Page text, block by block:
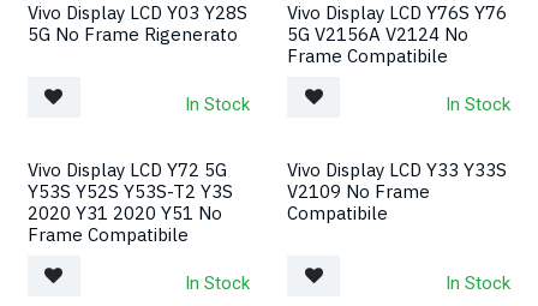
Vivo Display LCD Y03 Y28S
5G No Frame Rigenerato
In Stock
Vivo Display LCD Y76S Y76
5G V2156A V2124 No
Frame Compatibile
In Stock
Vivo Display LCD Y72 5G
Y53S Y52S Y53S-T2 Y3S
2020 Y31 2020 Y51 No
Frame Compatibile
In Stock
Vivo Display LCD Y33 Y33S
V2109 No Frame
Compatibile
In Stock